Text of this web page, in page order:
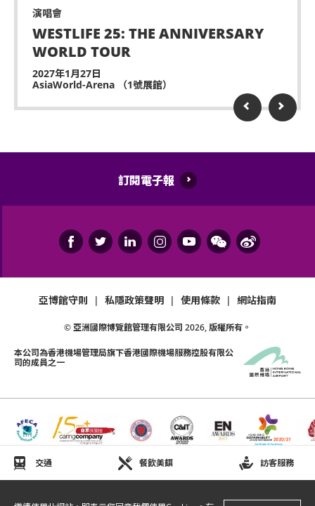
交通 餐飲美饌 訪客服務
演唱會
WESTLIFE 25: THE ANNIVERSARY
WORLD TOUR
2027年1月27日
AsiaWorld-Arena （1號展館）
訂閱電子報
亞博館守則 | 私隱政策聲明 | 使用條款 | 網站指南
© 亞洲國際博覽館管理有限公司 2026, 版權所有。
本公司為香港機場管理局旗下香港國際機場服務控股有限公
司的成員之一